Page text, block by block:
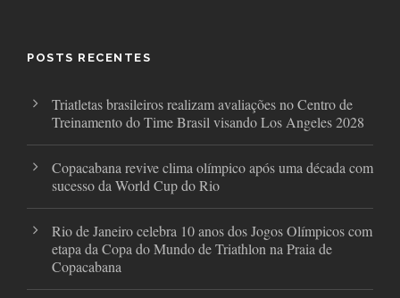
k
a
POSTS RECENTES
Triatletas brasileiros realizam avaliações no Centro de
Treinamento do Time Brasil visando Los Angeles 2028
Copacabana revive clima olímpico após uma década com
sucesso da World Cup do Rio
Rio de Janeiro celebra 10 anos dos Jogos Olímpicos com
etapa da Copa do Mundo de Triathlon na Praia de
Copacabana